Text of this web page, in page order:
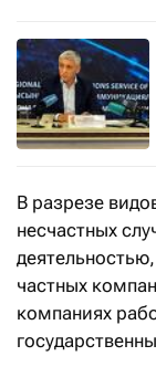
В разрезе
несчастных
частных
компаниях